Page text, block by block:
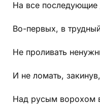
На все последующие
Во-первых, в
Не проливать
И не ломать,
Над русым ворохом